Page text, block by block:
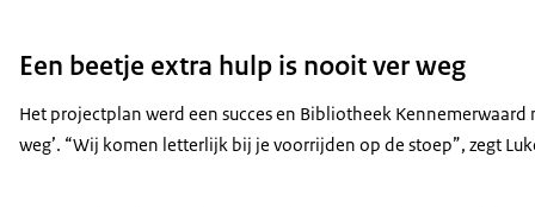
Een beetje extra hulp is nooit ver weg
Het projectplan werd een succes en Bibliotheek
weg’. “Wij komen letterlijk bij je voorrijden op de stoep”, zegt